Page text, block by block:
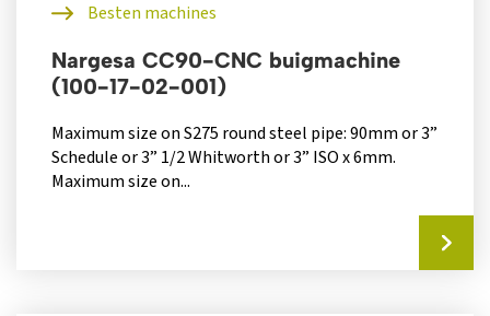
Besten machines
Nargesa CC90-CNC buigmachine
(100-17-02-001)
Maximum size on S275 round steel pipe​: 90mm or 3”
Schedule or 3” 1/2 Whitworth or 3” ISO x 6mm.
Maximum size on...